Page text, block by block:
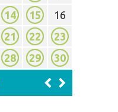
14 15
16
21 22
23
28 29 30